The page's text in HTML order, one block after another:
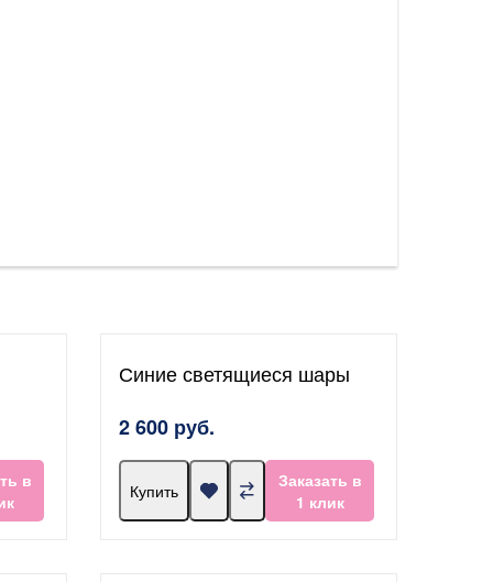
в
Синие светящиеся шары
2 600 руб.
Купить
Заказать в
1 клик